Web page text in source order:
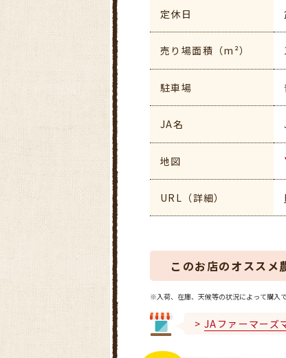
定休日
売り場面積（m²）
駐車場
JA名
地図
URL（詳細）
このお店のオススメ
※入荷、在庫、天候等の状況によって購入
JAファーマーズ